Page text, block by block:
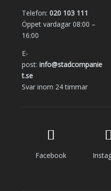
Telefon: 020 103 111
Öppet vardagar 08:00 –
16:00
E-
post: info@stadcompanie
t.se
Svar inom 24 timmar
Facebook